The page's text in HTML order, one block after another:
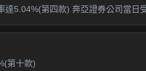
5.04%(第四款) 奔亞證券公司當
第十款)